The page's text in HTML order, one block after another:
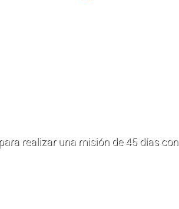
realizar una misión de 45 días con